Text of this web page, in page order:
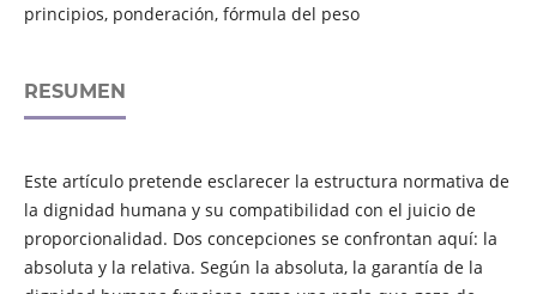
principios, ponderación, fórmula del peso
RESUMEN
Este artículo pretende esclarecer la estructura normativa de
la dignidad humana y su compatibilidad con el juicio de
proporcionalidad. Dos concepciones se confrontan aquí: la
absoluta y la relativa. Según la absoluta, la garantía de la